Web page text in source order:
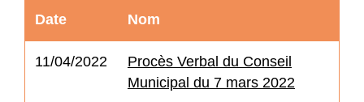
Date Nom
11/04/2022
Procès Verbal du Conseil
Municipal du 7 mars 2022